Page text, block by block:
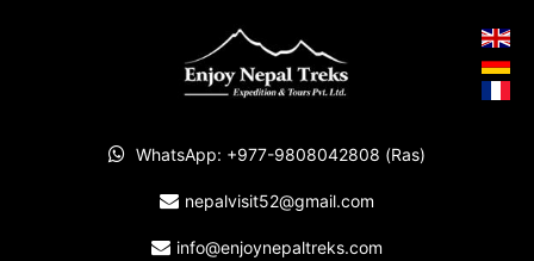
WhatsApp: +977-9808042808 (Ras)
nepalvisit52@gmail.com
info@enjoynepaltreks.com